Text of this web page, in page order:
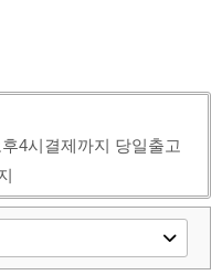
4시결제까지 당일출고